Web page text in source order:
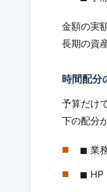
金額の実
長期の資
時間配分
予算だけ
下の配分
◼︎ 業
◼︎ HP